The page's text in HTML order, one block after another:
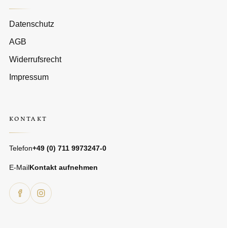
Datenschutz
AGB
Widerrufsrecht
Impressum
KONTAKT
Telefon+49 (0) 711 9973247-0
E-MailKontakt aufnehmen